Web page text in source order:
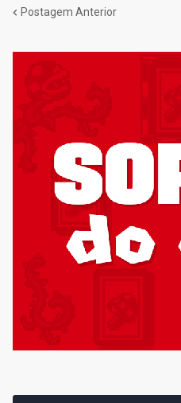
Postagem Anterior